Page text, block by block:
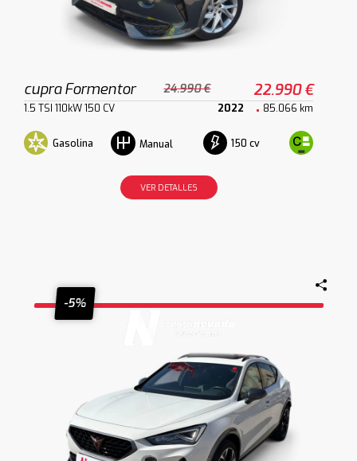
cupra Formentor 24.990 € 22.990 €
1.5 TSI 110kW 150 CV 2022 85.066 km
Gasolina Manual 150 cv
VER DETALLES
-5%